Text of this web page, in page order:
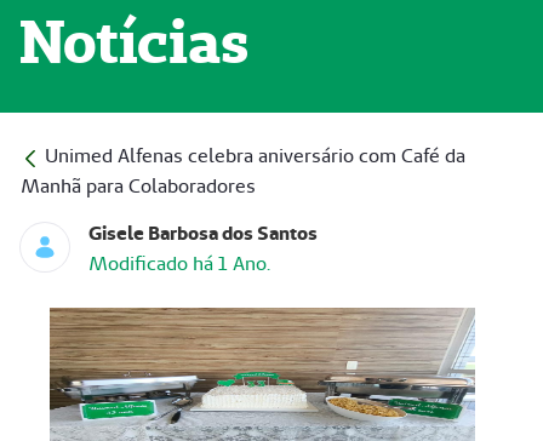
Notícias
Unimed Alfenas celebra aniversário com Café da
Manhã para Colaboradores
Gisele Barbosa dos Santos
Modificado há 1 Ano.